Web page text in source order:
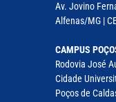
Av. Jovino
Alfenas/MG |
CAMPUS
Rodovia José
Cidade
Poços de